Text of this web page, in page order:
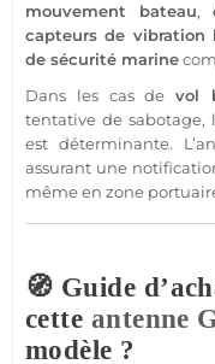
mouvement bateau,
capteurs de vibration
de sécurité marine
Dans les cas devol
tentative de sabotage,
est déterminante. L’
assurant une
même en zone
🧭 Guide
cette antenne
modèle ?